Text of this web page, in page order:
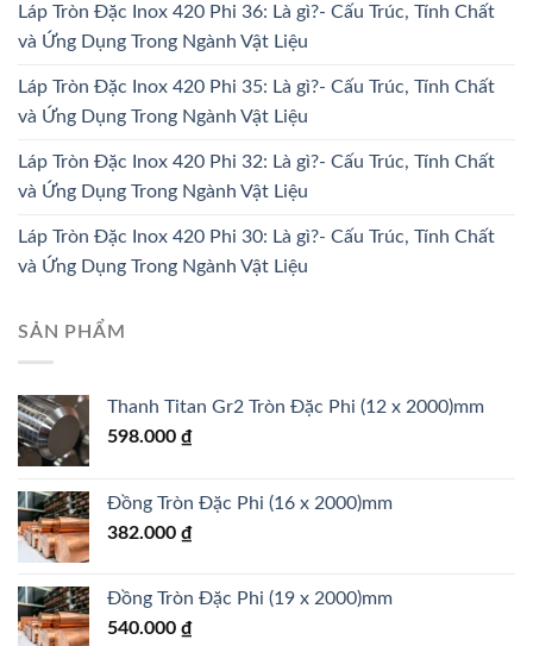
Láp Tròn Đặc Inox 420 Phi 36: Là gì?- Cấu Trúc, Tính Chất
và Ứng Dụng Trong Ngành Vật Liệu
Láp Tròn Đặc Inox 420 Phi 35: Là gì?- Cấu Trúc, Tính Chất
và Ứng Dụng Trong Ngành Vật Liệu
Láp Tròn Đặc Inox 420 Phi 32: Là gì?- Cấu Trúc, Tính Chất
và Ứng Dụng Trong Ngành Vật Liệu
Láp Tròn Đặc Inox 420 Phi 30: Là gì?- Cấu Trúc, Tính Chất
và Ứng Dụng Trong Ngành Vật Liệu
SẢN PHẨM
Thanh Titan Gr2 Tròn Đặc Phi (12 x 2000)mm
598.000 ₫
Đồng Tròn Đặc Phi (16 x 2000)mm
382.000 ₫
Đồng Tròn Đặc Phi (19 x 2000)mm
540.000 ₫